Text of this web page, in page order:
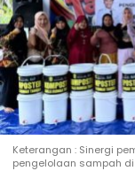
Keterangan : Sinergi
pengelolaan sampah